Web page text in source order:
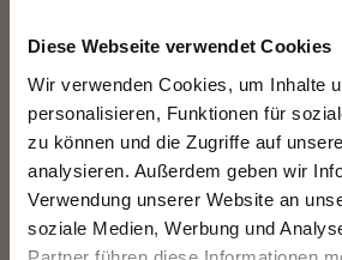
Diese Webseite verwendet Cookies
Wir verwenden Cookies, um Inhalte
personalisieren, Funktionen für
zu können und die Zugriffe auf
analysieren. Außerdem geben wir
Verwendung unserer Website an
soziale Medien, Werbung und
COSTRUIAMO
FUTURO DI
COSTRUIAMO INSIEME IL
MERANO.
La tua opinione conta. Scansiona,